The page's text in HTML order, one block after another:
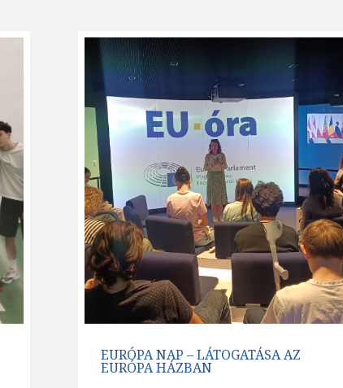
EURÓPA NAP – LÁTOGATÁSA AZ
EURÓPA HÁZBAN